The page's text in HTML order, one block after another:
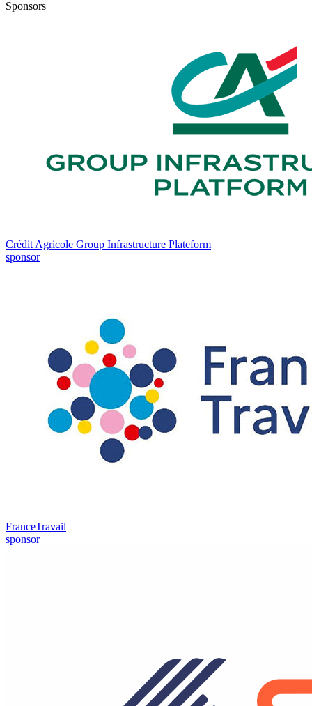
Sponsors
Crédit Agricole Group Infrastructure Plateform
sponsor
FranceTravail
sponsor